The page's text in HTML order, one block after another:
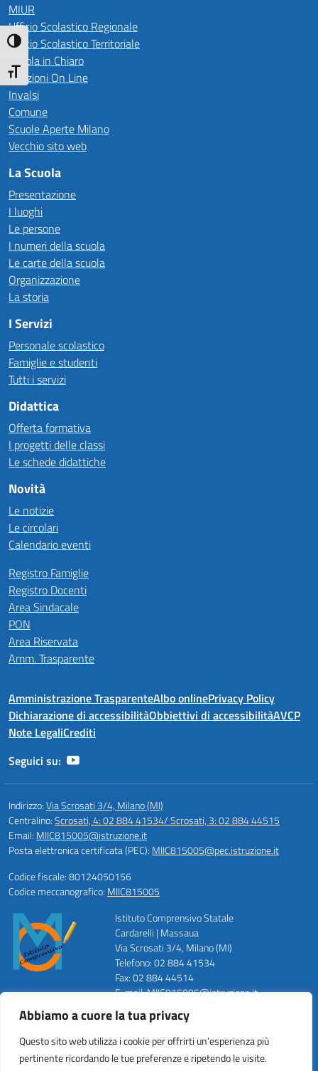
Abbiamo a cuore la tua privacy
Questo sito web utilizza i cookie per offrirti un’esperienza più
pertinente ricordando le tue preferenze e ripetendo le visite.
Attiva/disattiva alto contrasto
Attiva/disattiva dimensione testo
MIUR
Ufficio Scolastico Regionale
Ufficio Scolastico Territoriale
Scuola in Chiaro
Iscrizioni On Line
Invalsi
Comune
Scuole Aperte Milano
Vecchio sito web
La Scuola
Presentazione
I luoghi
Le persone
I numeri della scuola
Le carte della scuola
Organizzazione
La storia
I Servizi
Personale scolastico
Famiglie e studenti
Tutti i servizi
Didattica
Offerta formativa
I progetti delle classi
Le schede didattiche
Novità
Le notizie
Le circolari
Calendario eventi
Registro Famiglie
Registro Docenti
Area Sindacale
PON
Area Riservata
Amm. Trasparente
Amministrazione TrasparenteAlbo onlinePrivacy Policy
Dichiarazione di accessibilitàObbiettivi di accessibilitàAVCP
Note LegaliCrediti
Seguici su:
Indirizzo:Via Scrosati 3/4, Milano (MI)
Centralino:Scrosati, 4: 02 884 41534/ Scrosati, 3: 02 884 44515
Email: MIIC815005@istruzione.it
Posta elettronica certificata (PEC): MIIC815005@pec.istruzione.it
Codice fiscale: 80124050156
Codice meccanografico: MIIC815005
Istituto Comprensivo Statale
Cardarelli | Massaua
Via Scrosati 3/4, Milano (MI)
Telefono: 02 884 41534
Fax: 02 884 44514
E-mail: MIIC815005@istruzione.it
PEC: MIIC815005@pec.istruzione.it
Codice Meccanografico: MIIC815005
Codice Fiscale: 80124050156
Codice Univoco ufficio: UFZWMT